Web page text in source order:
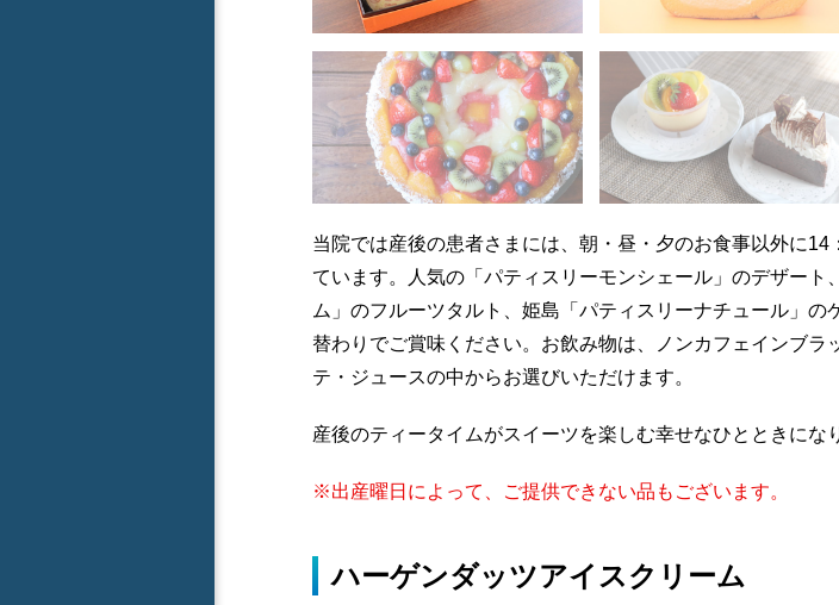
当院では産後の患者さまには、朝・昼・夕のお食事以外に
ています。人気の「パティスリーモンシェール」のデザート
ム」のフルーツタルト、姫島「パティスリーナチュール」の
替わりでご賞味ください。お飲み物は、ノンカフェインブラ
テ・ジュースの中からお選びいただけます。
産後のティータイムがスイーツを楽しむ幸せなひとときにな
※出産曜日によって、ご提供できない品もございます。
ハーゲンダッツアイスクリーム